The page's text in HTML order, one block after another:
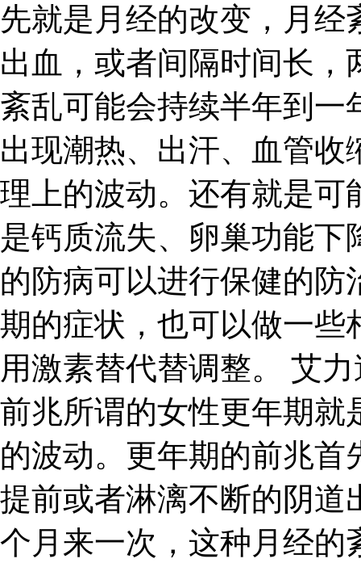
先就是月经的改变，月
出血，或者间隔时间长
紊乱可能会持续半年到一
出现潮热、出汗、血管
理上的波动。还有就是可
是钙质流失、卵巢功能
的防病可以进行保健的
期的症状，也可以做一些
用激素替代替调整。 艾
前兆所谓的女性更年期就
的波动。更年期的前兆
提前或者淋漓不断的阴道
个月来一次，这种月经的